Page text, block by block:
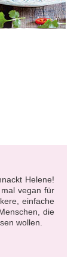
Helene!
vegan für
einfache
die
wollen.